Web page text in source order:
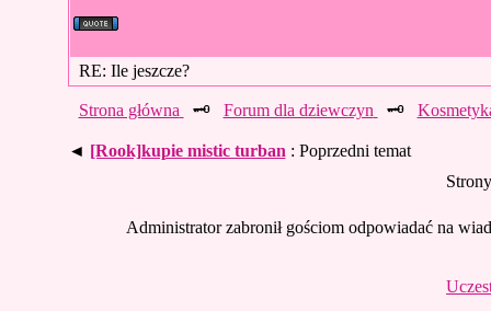
RE: Ile jeszcze?
Strona główna 🗝️ Forum dla dziewczyn 🗝️
◄ [Rook]kupie mistic turban : Poprzedni temat
Administrator zabronił gościom odpowiadać na